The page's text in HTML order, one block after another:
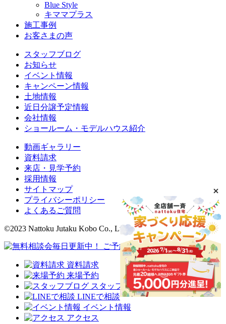
Blue Style
キママプラス
施工事例
お客さまの声
スタッフブログ
お知らせ
イベント情報
キャンペーン情報
土地情報
近日分譲予定情報
会社情報
ショールーム・モデルハウス紹介
動画ギャラリー
資料請求
来店・見学予約
採用情報
サイトマップ
プライバシーポリシー
よくあるご質問
©2023 Nattoku Jutaku Kobo Co., Ltd.
資料請求
来場予約
スタッフブログ
LINEで相談
イベント情報
アクセス